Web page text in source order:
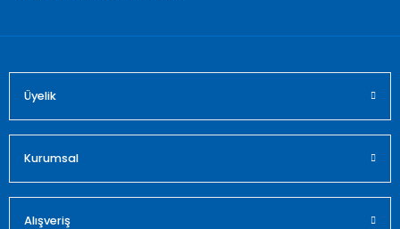
Üyelik
Kurumsal
Alışveriş